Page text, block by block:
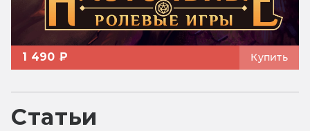
1 490 ₽ Купить
Статьи